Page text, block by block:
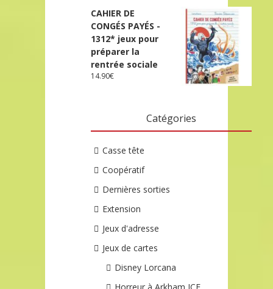
CAHIER DE
CONGÉS PAYÉS -
1312* jeux pour
préparer la
rentrée sociale
14.90€
Catégories
Casse tête
Coopératif
Dernières sorties
Extension
Jeux d'adresse
Jeux de cartes
Disney Lorcana
Horreur à Arkham JCE